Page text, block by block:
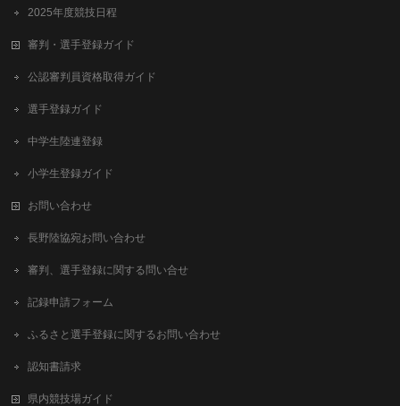
2025年度競技日程
審判・選手登録ガイド
公認審判員資格取得ガイド
選手登録ガイド
中学生陸連登録
小学生登録ガイド
お問い合わせ
長野陸協宛お問い合わせ
審判、選手登録に関する問い合せ
記録申請フォーム
ふるさと選手登録に関するお問い合わせ
認知書請求
県内競技場ガイド